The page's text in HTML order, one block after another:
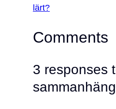
lärt?
Comments
3 responses